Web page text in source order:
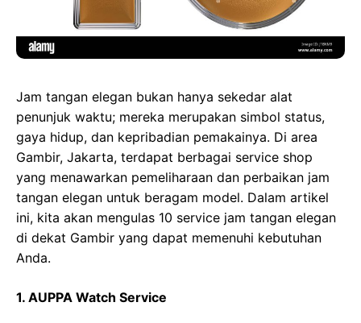
Jam tangan elegan bukan hanya sekedar alat
penunjuk waktu; mereka merupakan simbol status,
gaya hidup, dan kepribadian pemakainya. Di area
Gambir, Jakarta, terdapat berbagai service shop
yang menawarkan pemeliharaan dan perbaikan jam
tangan elegan untuk beragam model. Dalam artikel
ini, kita akan mengulas 10 service jam tangan elegan
di dekat Gambir yang dapat memenuhi kebutuhan
Anda.
1. AUPPA Watch Service